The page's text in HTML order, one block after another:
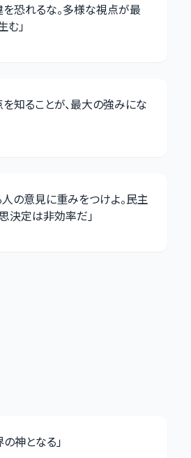
恐れるな。多様な視点が最
む」
知ることが、最大の強みにな
の意見に重みをつけよ。民主
決定は非効率だ」
神となる」